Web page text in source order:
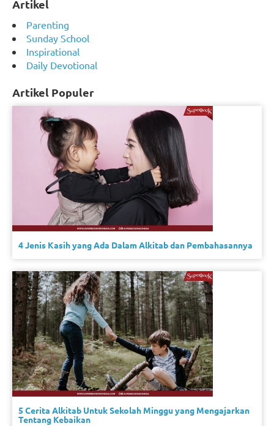
Artikel
Parenting
Sunday School
Inspirational
Daily Devotional
Artikel Populer
4 Jenis Kasih yang Ada Dalam Alkitab dan Pembahasannya
5 Cerita Alkitab Untuk Sekolah Minggu yang Mengajarkan
Tentang Kebaikan